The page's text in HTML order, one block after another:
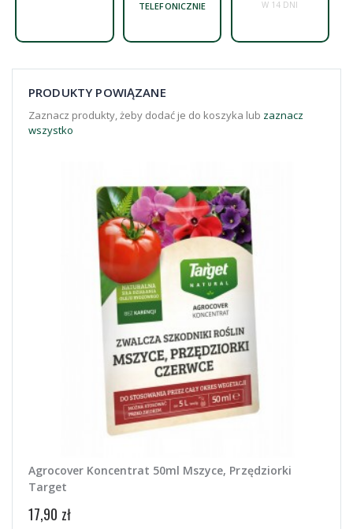
TELEFONICZNIE
W 14 DNI
PRODUKTY POWIĄZANE
Zaznacz produkty, żeby dodać je do koszyka lub zaznacz
wszystko
Agrocover Koncentrat 50ml Mszyce, Przędziorki
Target
17,90 zł